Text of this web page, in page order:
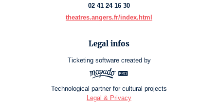
02 41 24 16 30
theatres.angers.fr/index.html
Legal infos
Ticketing software created by
Technological partner for cultural projects
Legal & Privacy